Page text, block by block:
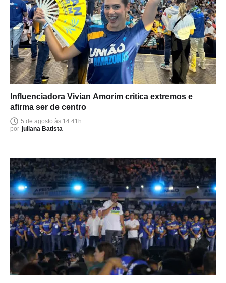
Influenciadora Vivian Amorim critica extremos e
afirma ser de centro
5 de agosto às 14:41h
por juliana Batista